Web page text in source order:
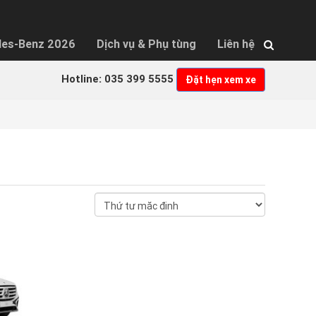
Benz 2026 Dịch vụ & Phụ tùng Liên hệ
Hotline: 035 399 5555 Đặt hẹn xem xe